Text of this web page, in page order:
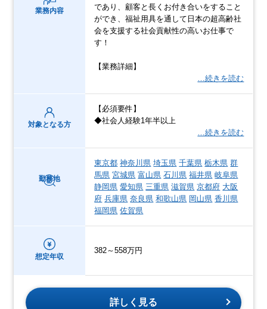
業務内容
であり、顧客と長くお付き合いをすること
ができ、福祉用具を通して日本の超高齢社
会を支援する社会貢献性の高いお仕事で
す！
【業務詳細】
…続きを読む
対象となる方
【必須要件】
◆社会人経験1年半以上
…続きを読む
勤務地
東京都 神奈川県 埼玉県 千葉県 栃木県 群
馬県 宮城県 富山県 石川県 福井県 岐阜県
静岡県 愛知県 三重県 滋賀県 京都府 大阪
府 兵庫県 奈良県 和歌山県 岡山県 香川県
福岡県 佐賀県
想定年収
382～558万円
詳しく見る